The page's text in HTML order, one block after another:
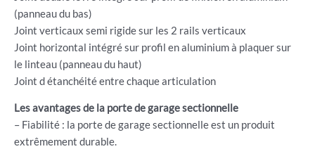
(panneau du bas)
Joint verticaux semi rigide sur les 2 rails verticaux
Joint horizontal intégré sur profil en aluminium à plaquer sur
le linteau (panneau du haut)
Joint d étanchéité entre chaque articulation
Les avantages de la porte de garage sectionnelle
– Fiabilité : la porte de garage sectionnelle est un produit
extrêmement durable.